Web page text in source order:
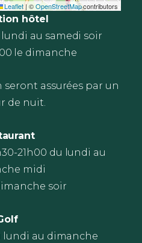
Leaflet |©OpenStreetMapcontributors
hôtel
lundi au samedi soir
le dimanche
seront assurées par un
de nuit.
21h00 du lundi au
midi
soir
lundi au dimanche